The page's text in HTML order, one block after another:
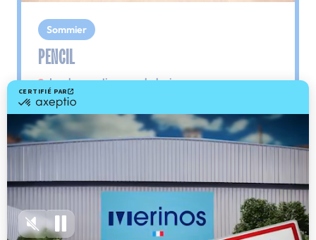
Sommier
PENCIL
Le plus : soutien morphologique
Grâce à ses 3 zones de confort, le sommier
Pencil vous assure tout son soutien. Avec les
épaules, le dos et le bassin qui reposent sur ses
lattes, vous évitez les douleurs au petit matin.
501,00 €
Découvrir